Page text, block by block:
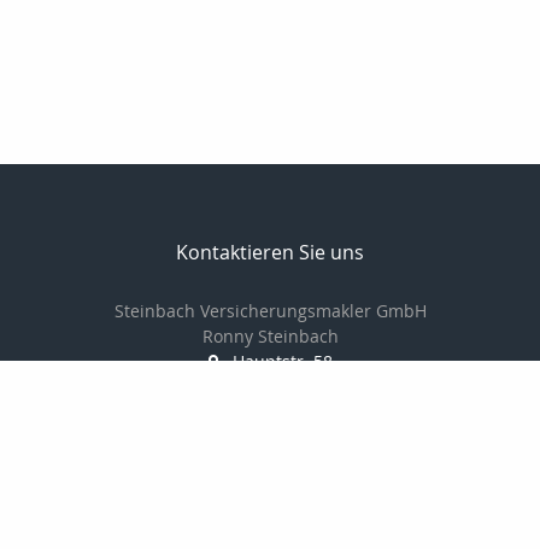
Kontaktieren Sie uns
Steinbach Versicherungsmakler GmbH
Ronny Steinbach
Hauptstr. 58